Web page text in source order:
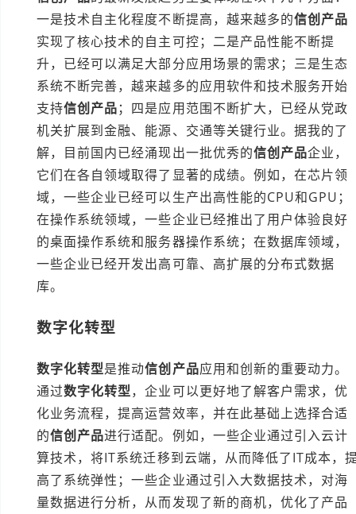
一是技术自主化程度不断提高，越来越多的信创产品
实现了核心技术的自主可控；二是产品性能不断提
升，已经可以满足大部分应用场景的需求；三是生态
系统不断完善，越来越多的应用软件和技术服务开始
支持信创产品；四是应用范围不断扩大，已经从党政
机关扩展到金融、能源、交通等关键行业。据我的了
解，目前国内已经涌现出一批优秀的信创产品企业，
它们在各自领域取得了显著的成绩。例如，在芯片领
域，一些企业已经可以生产出高性能的CPU和GPU；
在操作系统领域，一些企业已经推出了用户体验良好
的桌面操作系统和服务器操作系统；在数据库领域，
一些企业已经开发出高可靠、高扩展的分布式数据
库。
数字化转型
数字化转型是推动信创产品应用和创新的重要动力。
通过数字化转型，企业可以更好地了解客户需求，优
化业务流程，提高运营效率，并在此基础上选择合适
的信创产品进行适配。例如，一些企业通过引入云计
算技术，将IT系统迁移到云端，从而降低了IT成本，
高了系统弹性；一些企业通过引入大数据技术，对海
量数据进行分析，从而发现了新的商机，优化了产品